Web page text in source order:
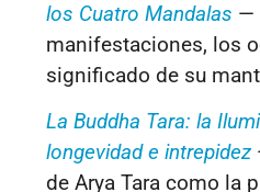
los Cuatro Mandalas —
manifestaciones, los
significado de su
La Buddha Tara: la
longevidad e intrepidez
de Arya Tara como la